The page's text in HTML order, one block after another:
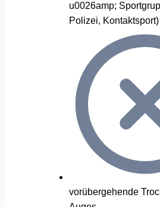
u0026amp;
Polizei, Kontaktsport)
vorübergehende